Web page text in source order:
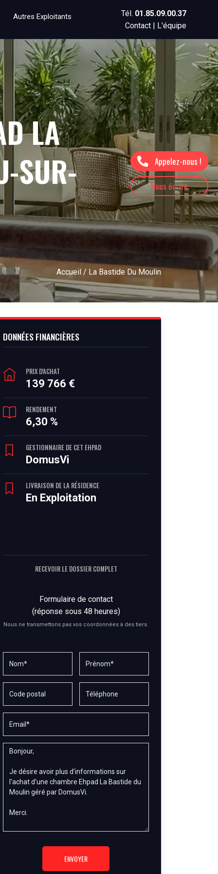
Appelez-nous !
Nous écrire
Autres Exploitants Tél. 01.85.09.00.37
Contact | L'équipe
LA
SUR-
Accueil / La Bastide Du Moulin
DONNÉES FINANCIÈRES
PRIX D'ACHAT
139 766 €
RENDEMENT
6,30 %
GESTIONNAIRE DE CET EHPAD
DomusVi
LIVRAISON DE LA RÉSIDENCE
En Exploitation
RECEVOIR LE DOSSIER COMPLET
Formulaire de contact
(réponse sous 48 heures)
Nous ne transmettons pas vos coordonnées à des tiers.
ENVOYER